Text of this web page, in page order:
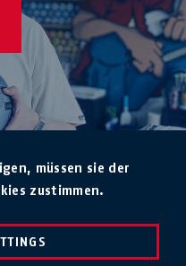
müssen sie der
zustimmen.